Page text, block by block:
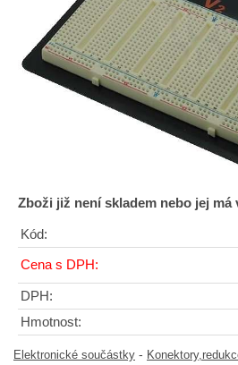
Zboži již není skladem nebo jej
Kód:
Cena s DPH:
DPH:
Hmotnost:
Elektronické součástky -